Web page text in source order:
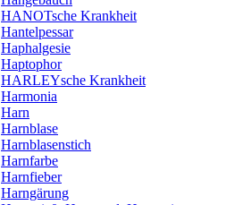
HANOTsche Krankheit
Hantelpessar
Haphalgesie
Haptophor
HARLEYsche Krankheit
Harmonia
Harn
Harnblase
Harnblasenstich
Harnfarbe
Harnfieber
Harngärung